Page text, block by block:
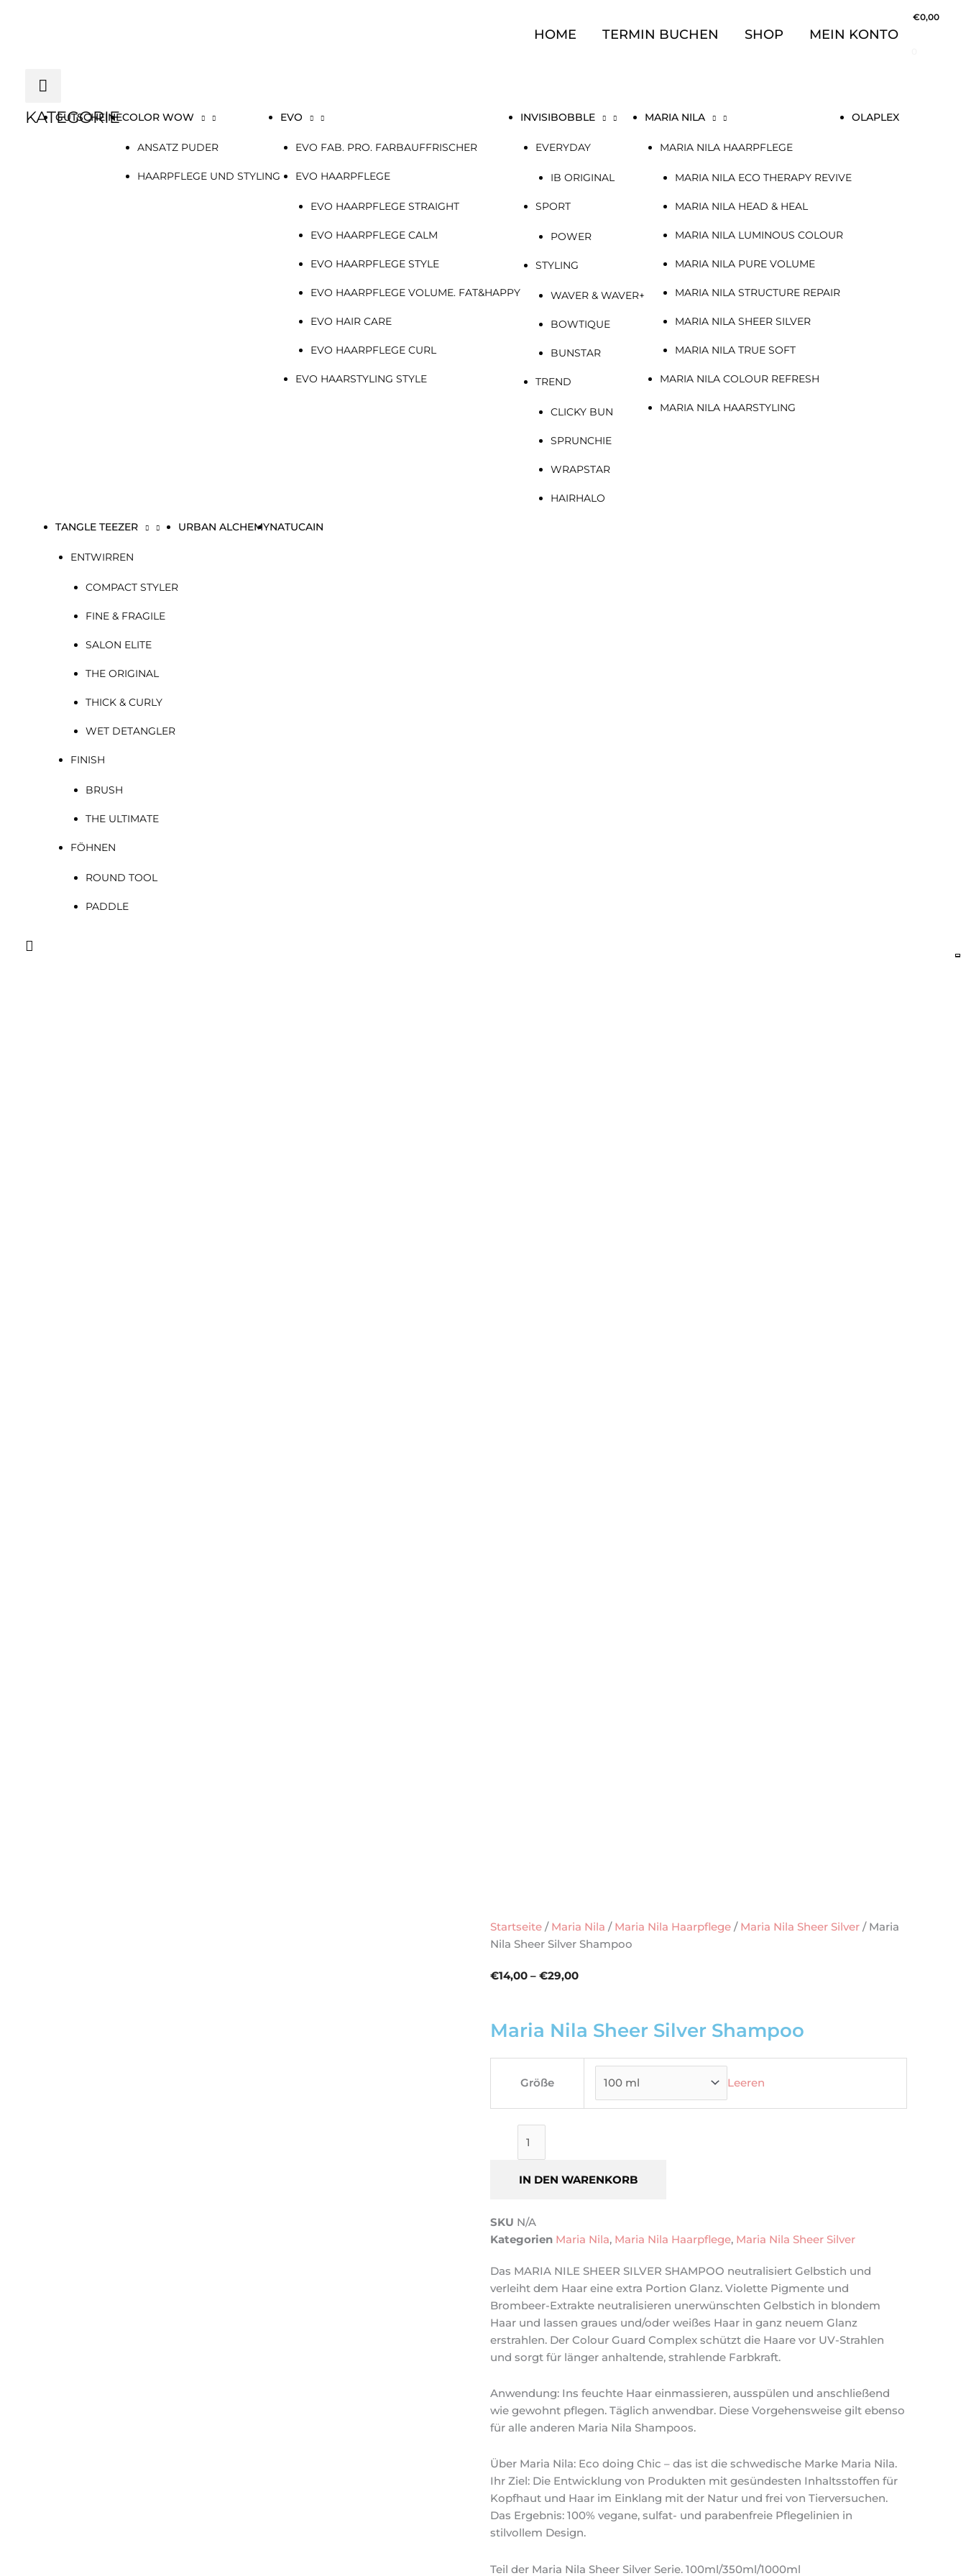
HOME TERMIN BUCHEN SHOP MEIN KONTO
€0,00
KATEGORIE
GUTSCHEINECOLOR WOW
ANSATZ PUDER
HAARPFLEGE UND STYLING
EVO
EVO FAB. PRO. FARBAUFFRISCHER
EVO HAARPFLEGE
EVO HAARPFLEGE STRAIGHT
EVO HAARPFLEGE CALM
EVO HAARPFLEGE STYLE
EVO HAARPFLEGE VOLUME. FAT&HAPPY
EVO HAIR CARE
EVO HAARPFLEGE CURL
EVO HAARSTYLING STYLE
INVISIBOBBLE
EVERYDAY
IB ORIGINAL
SPORT
POWER
STYLING
WAVER & WAVER+
BOWTIQUE
BUNSTAR
TREND
CLICKY BUN
SPRUNCHIE
WRAPSTAR
HAIRHALO
MARIA NILA
MARIA NILA HAARPFLEGE
MARIA NILA ECO THERAPY REVIVE
MARIA NILA HEAD & HEAL
MARIA NILA LUMINOUS COLOUR
MARIA NILA PURE VOLUME
MARIA NILA STRUCTURE REPAIR
MARIA NILA SHEER SILVER
MARIA NILA TRUE SOFT
MARIA NILA COLOUR REFRESH
MARIA NILA HAARSTYLING
OLAPLEX
TANGLE TEEZER
ENTWIRREN
COMPACT STYLER
FINE & FRAGILE
SALON ELITE
THE ORIGINAL
THICK & CURLY
WET DETANGLER
FINISH
BRUSH
THE ULTIMATE
FÖHNEN
ROUND TOOL
PADDLE
URBAN ALCHEMYNATUCAIN
Suchen
Startseite / Maria Nila / Maria Nila Haarpflege / Maria Nila Sheer Silver / Maria
Nila Sheer Silver Shampoo
€14,00 – €29,00Preisspanne:
€29,00
Maria Nila Sheer Silver Shampoo
Größe Leeren
IN DEN WARENKORB
SKU N/A
Kategorien Maria Nila, Maria Nila Haarpflege, Maria Nila Sheer Silver
Das MARIA NILE SHEER SILVER SHAMPOO neutralisiert Gelbstich und
verleiht dem Haar eine extra Portion Glanz. Violette Pigmente und
Brombeer-Extrakte neutralisieren unerwünschten Gelbstich in blondem
Haar und lassen graues und/oder weißes Haar in ganz neuem Glanz
erstrahlen. Der Colour Guard Complex schützt die Haare vor UV-Strahlen
und sorgt für länger anhaltende, strahlende Farbkraft.
Anwendung: Ins feuchte Haar einmassieren, ausspülen und anschließend
wie gewohnt pflegen. Täglich anwendbar. Diese Vorgehensweise gilt ebenso
für alle anderen Maria Nila Shampoos.
Über Maria Nila: Eco doing Chic – das ist die schwedische Marke Maria Nila.
Ihr Ziel: Die Entwicklung von Produkten mit gesündesten Inhaltsstoffen für
Kopfhaut und Haar im Einklang mit der Natur und frei von Tierversuchen.
Das Ergebnis: 100% vegane, sulfat- und parabenfreie Pflegelinien in
stilvollem Design.
Teil der Maria Nila Sheer Silver Serie. 100ml/350ml/1000ml